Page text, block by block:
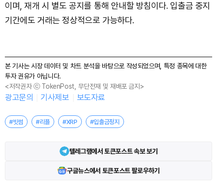
이며, 재개 시 별도 공지를 통해 안내할 방침이다. 입출금 중지
기간에도 거래는 정상적으로 가능하다.
본 기사는 시장 데이터 및 차트 분석을 바탕으로 작성되었으며, 특정 종목에 대한
투자 권유가 아닙니다.
<저작권자 ⓒ TokenPost, 무단전재 및 재배포 금지>
광고문의 기사제보 보도자료
#빗썸 #리플 #XRP #입출금정지
텔레그램에서 토큰포스트 속보 보기
구글뉴스에서 토큰포스트 팔로우하기